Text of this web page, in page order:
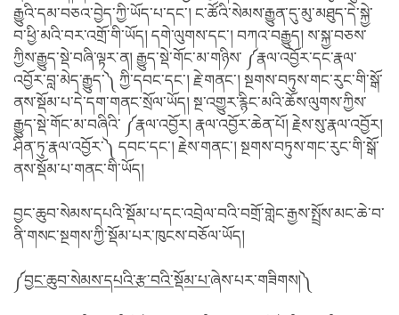
རྒྱུའི་དམ་བཅའ་བྱེད་ཀྱི་ཡོད་པ་དང་། ང་ཚོའི་སེམས་རྒྱུན་དུ་མུ་མཐུད་དེ་སྐྱེ་
བ་ཕྱི་མའི་བར་འགྲོ་གི་ཡོད། དགེ་ལུགས་དང་། བཀའ་བརྒྱུད། ས་སྐྱ་བཅས་
ཀྱིས་རྒྱུད་སྡེ་བཞི་ལྟར་ན། རྒྱུད་སྡེ་གོང་མ་གཉིས་ ༼རྣལ་འབྱོར་དང་རྣལ་
འབྱོར་བླ་མེད་རྒྱུད་༽ ཀྱི་དབང་དང་། རྗེ་གནང་། སྔགས་བཏུས་གང་རུང་གི་སྒོ་
ནས་སྡོམ་པ་དེ་དག་གནང་སྲོལ་ཡོད། སྔ་འགྱུར་རྙིང་མའི་ཆོས་ལུགས་ཀྱིས་
རྒྱུད་སྡེ་གོང་མ་བཞིའི་ ༼རྣལ་འབྱོར། རྣལ་འབྱོར་ཆེན་པོ། རྗེས་སུ་རྣལ་འབྱོར།
ཤིན་ཏུ་རྣལ་འབྱོར་༽ དབང་དང་། རྗེས་གནང་། སྔགས་བཏུས་གང་རུང་གི་སྒོ་
ནས་སྡོམ་པ་གནང་གི་ཡོད།
བྱང་ཆུབ་སེམས་དཔའི་སྡོམ་པ་དང་འབྲེལ་བའི་བགྲོ་གླེང་རྒྱས་སྤྲོས་མང་ཆེ་བ་
ནི་གསང་སྔགས་ཀྱི་སྡོམ་པར་ཁུངས་བཅོལ་ཡོད།
༼བྱང་ཆུབ་སེམས་དཔའི་རྩ་བའི་སྡོམ་པ་ཞེས་པར་གཟིགས།༽